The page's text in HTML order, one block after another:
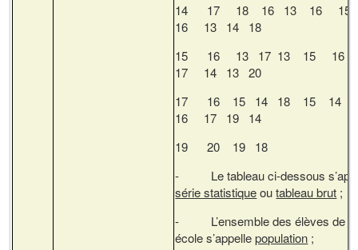
14 17 18 16 13 16
16 13 14 18
15 16 13 17 13 15
17 14 13 20
17 16 15 14 18 15
16 17 19 14
19 20 19 18
- Le tableau ci-dessous
série statistiqueoutableau brut ;
- L’ensemble des élèves de
école s’appellepopulation ;